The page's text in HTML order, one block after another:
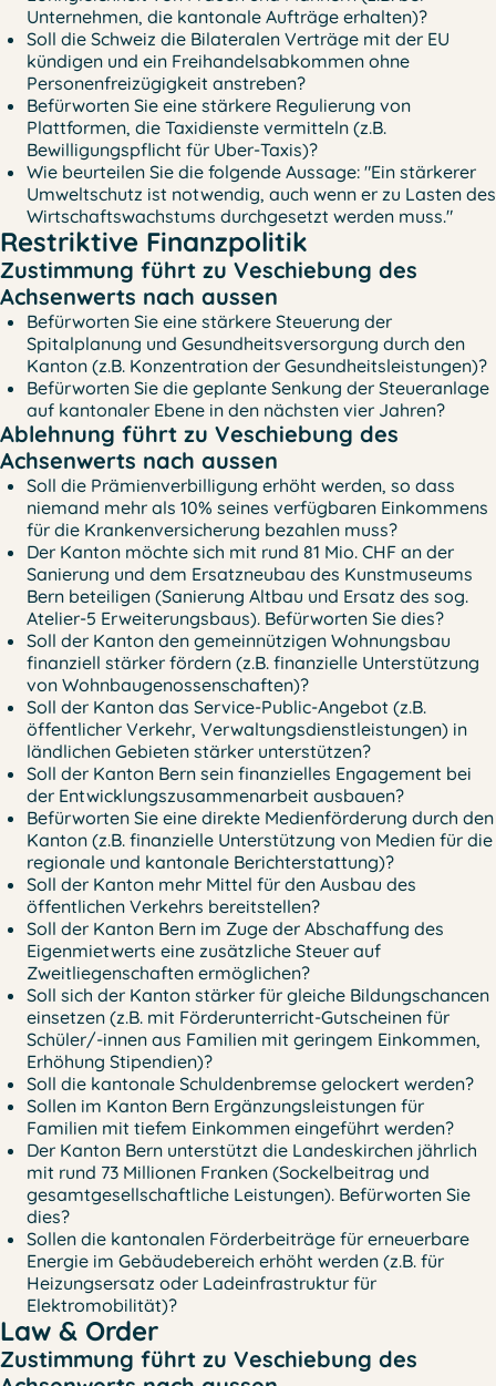
Unternehmen, die kantonale Aufträge erhalten)?
Soll die Schweiz die Bilateralen Verträge mit der EU
kündigen und ein Freihandelsabkommen ohne
Personenfreizügigkeit anstreben?
Befürworten Sie eine stärkere Regulierung von
Plattformen, die Taxidienste vermitteln (z.B.
Bewilligungspflicht für Uber-Taxis)?
Wie beurteilen Sie die folgende Aussage: "Ein stärkerer
Umweltschutz ist notwendig, auch wenn er zu Lasten des
Wirtschaftswachstums durchgesetzt werden muss."
Restriktive Finanzpolitik
Zustimmung führt zu Veschiebung des
Achsenwerts nach aussen
Befürworten Sie eine stärkere Steuerung der
Spitalplanung und Gesundheitsversorgung durch den
Kanton (z.B. Konzentration der Gesundheitsleistungen)?
Befürworten Sie die geplante Senkung der Steueranlage
auf kantonaler Ebene in den nächsten vier Jahren?
Ablehnung führt zu Veschiebung des
Achsenwerts nach aussen
Soll die Prämienverbilligung erhöht werden, so dass
niemand mehr als 10% seines verfügbaren Einkommens
für die Krankenversicherung bezahlen muss?
Der Kanton möchte sich mit rund 81 Mio. CHF an der
Sanierung und dem Ersatzneubau des Kunstmuseums
Bern beteiligen (Sanierung Altbau und Ersatz des sog.
Atelier-5 Erweiterungsbaus). Befürworten Sie dies?
Soll der Kanton den gemeinnützigen Wohnungsbau
finanziell stärker fördern (z.B. finanzielle Unterstützung
von Wohnbaugenossenschaften)?
Soll der Kanton das Service-Public-Angebot (z.B.
öffentlicher Verkehr, Verwaltungsdienstleistungen) in
ländlichen Gebieten stärker unterstützen?
Soll der Kanton Bern sein finanzielles Engagement bei
der Entwicklungszusammenarbeit ausbauen?
Befürworten Sie eine direkte Medienförderung durch den
Kanton (z.B. finanzielle Unterstützung von Medien für die
regionale und kantonale Berichterstattung)?
Soll der Kanton mehr Mittel für den Ausbau des
öffentlichen Verkehrs bereitstellen?
Soll der Kanton Bern im Zuge der Abschaffung des
Eigenmietwerts eine zusätzliche Steuer auf
Zweitliegenschaften ermöglichen?
Soll sich der Kanton stärker für gleiche Bildungschancen
einsetzen (z.B. mit Förderunterricht-Gutscheinen für
Schüler/-innen aus Familien mit geringem Einkommen,
Erhöhung Stipendien)?
Soll die kantonale Schuldenbremse gelockert werden?
Sollen im Kanton Bern Ergänzungsleistungen für
Familien mit tiefem Einkommen eingeführt werden?
Der Kanton Bern unterstützt die Landeskirchen jährlich
mit rund 73 Millionen Franken (Sockelbeitrag und
gesamtgesellschaftliche Leistungen). Befürworten Sie
dies?
Sollen die kantonalen Förderbeiträge für erneuerbare
Energie im Gebäudebereich erhöht werden (z.B. für
Heizungsersatz oder Ladeinfrastruktur für
Elektromobilität)?
Law & Order
Zustimmung führt zu Veschiebung des